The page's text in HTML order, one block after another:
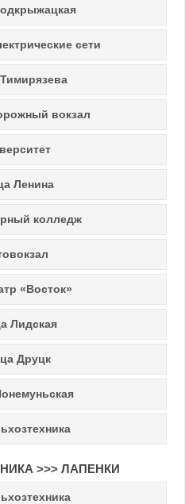
сети
вокзал
Ленина
колледж
«Восток»
Лидская
Друцк
>>> ЛАПЕНКИ